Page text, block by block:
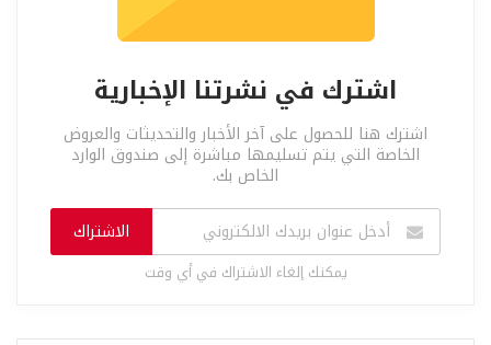
اشترك في نشرتنا الإخبارية
اشترك هنا للحصول على آخر الأخبار والتحديثات والعروض
الخاصة التي يتم تسليمها مباشرة إلى صندوق الوارد
الخاص بك.
الاشتراك
يمكنك إلغاء الاشتراك في أي وقت